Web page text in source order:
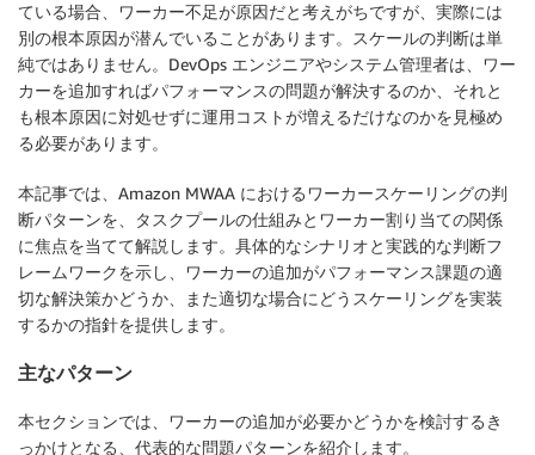
ている場合、ワーカー不足が原因だと考えがちですが、実際には
別の根本原因が潜んでいることがあります。スケールの判断は単
純ではありません。DevOps エンジニアやシステム管理者は、ワー
カーを追加すればパフォーマンスの問題が解決するのか、それと
も根本原因に対処せずに運用コストが増えるだけなのかを見極め
る必要があります。
本記事では、Amazon MWAA におけるワーカースケーリングの判
断パターンを、タスクプールの仕組みとワーカー割り当ての関係
に焦点を当てて解説します。具体的なシナリオと実践的な判断フ
レームワークを示し、ワーカーの追加がパフォーマンス課題の適
切な解決策かどうか、また適切な場合にどうスケーリングを実装
するかの指針を提供します。
主なパターン
本セクションでは、ワーカーの追加が必要かどうかを検討するき
っかけとなる、代表的な問題パターンを紹介します。